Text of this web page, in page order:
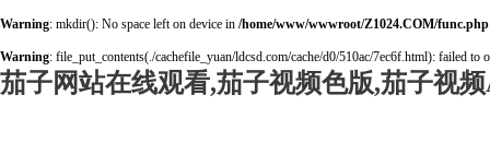
Warning: mkdir(): No space left on device in /home/www/wwwroot/Z1024.COM/func.php
Warning: file_put_contents(./cachefile_yuan/ldcsd.com/cache/d0/510ac/7ec6f.html): failed
茄子网站在线观看,茄子视频色版,茄子视